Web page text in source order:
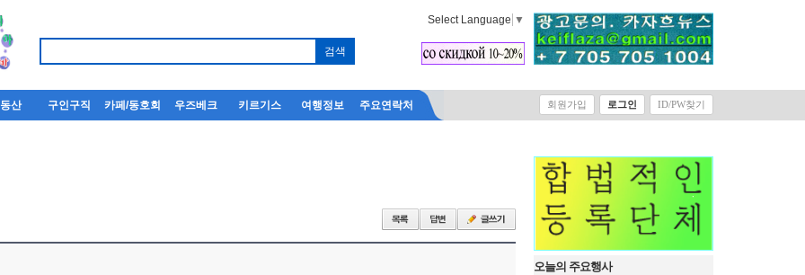
Select Language ▼
산 구인구직 카페/동호회 우즈베크 키르기스 여행정보 주요연락처 회원가입 로그인 ID/PW찾기
오늘의 주요행사